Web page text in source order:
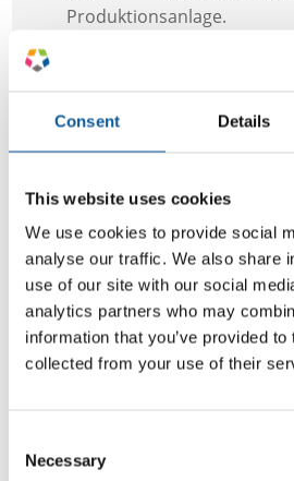
Consent Details
This website uses cookies
We use cookies to provide social
analyse our traffic. We also share
use of our site with our social
analytics partners who may
information that you’ve provided to
collected from your use of their
Selection
Necessary
Produktionsanlage.
Ihre Kommunikation ist
dafür, wie Ihr Brand
Ihres Unternehmens.
formuliert ist, kann daher
Texte zu optimieren,
klar und deutlich
Ihre Kunden überzeugt.
Marke, trägt zur
wirkt sich letztendlich
Ertrag aus.
Korrektur, Lektorat oder